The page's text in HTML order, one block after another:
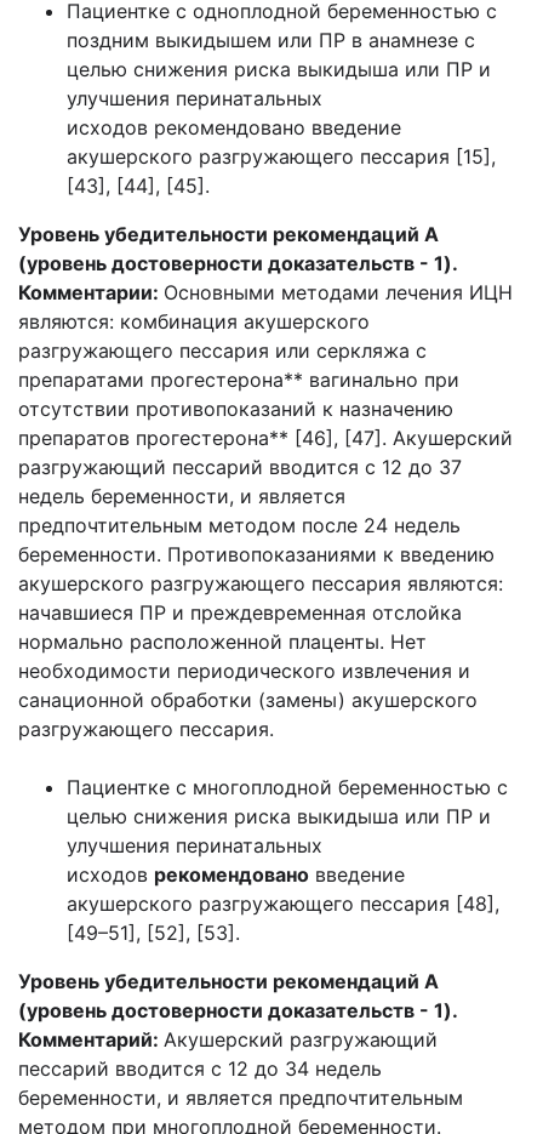
Пациентке с одноплодной беременностью с
поздним выкидышем или ПР в анамнезе с
целью снижения риска выкидыша или ПР и
улучшения перинатальных
исходов рекомендовано введение
акушерского разгружающего пессария [15],
[43], [44], [45].
Уровень убедительности рекомендаций A
(уровень достоверности доказательств - 1).
Комментарии: Основными методами лечения ИЦН
являются: комбинация акушерского
разгружающего пессария или серкляжа с
препаратами прогестерона** вагинально при
отсутствии противопоказаний к назначению
препаратов прогестерона** [46], [47]. Акушерский
разгружающий пессарий вводится с 12 до 37
недель беременности, и является
предпочтительным методом после 24 недель
беременности. Противопоказаниями к введению
акушерского разгружающего пессария являются:
начавшиеся ПР и преждевременная отслойка
нормально расположенной плаценты. Нет
необходимости периодического извлечения и
санационной обработки (замены) акушерского
разгружающего пессария.
Пациентке с многоплодной беременностью с
целью снижения риска выкидыша или ПР и
улучшения перинатальных
исходов рекомендовано введение
акушерского разгружающего пессария [48],
[49–51], [52], [53].
Уровень убедительности рекомендаций A
(уровень достоверности доказательств - 1).
Комментарий: Акушерский разгружающий
пессарий вводится с 12 до 34 недель
беременности, и является предпочтительным
методом при многоплодной беременности.